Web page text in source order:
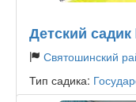
Детский
Святошинский
Тип садика: